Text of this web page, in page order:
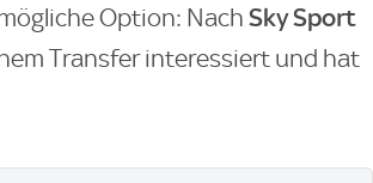
Option: Nach Sky Sport
Transfer interessiert und hat